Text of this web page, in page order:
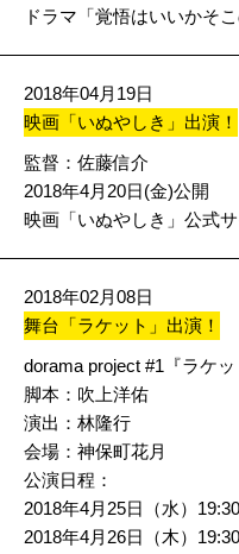
ドラマ「覚悟はいいかそ
2018年04月19日
映画「いぬやしき」出演！
監督：佐藤信介
2018年4月20日(金)公開
映画「いぬやしき」公式サ
2018年02月08日
舞台「ラケット」出演！
dorama project #1『ラケッ
脚本：吹上洋佑
演出：林隆行
会場：神保町花月
公演日程：
2018年4月25日（水）
2018年4月26日（木）